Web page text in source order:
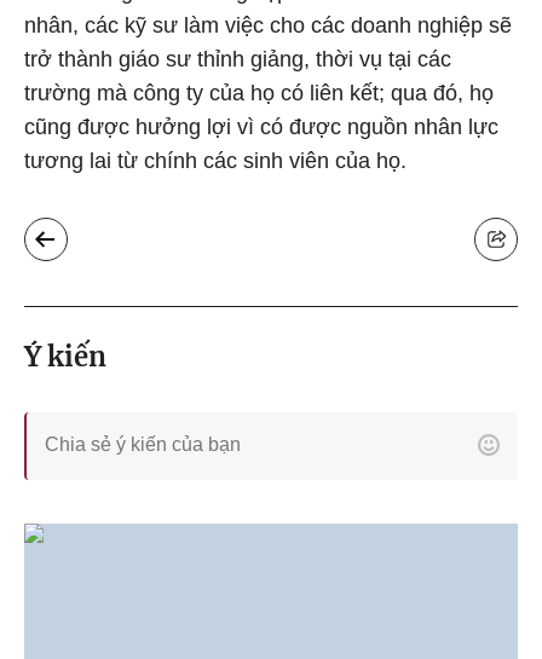
nhân, các kỹ sư làm việc cho các doanh nghiệp sẽ
trở thành giáo sư thỉnh giảng, thời vụ tại các
trường mà công ty của họ có liên kết; qua đó, họ
cũng được hưởng lợi vì có được nguồn nhân lực
tương lai từ chính các sinh viên của họ.
Ý kiến